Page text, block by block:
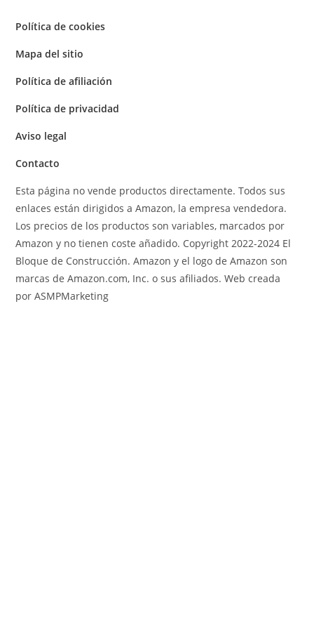
Política de cookies
Mapa del sitio
Política de afiliación
Política de privacidad
Aviso legal
Contacto
Esta página no vende productos directamente. Todos sus
enlaces están dirigidos a Amazon, la empresa vendedora.
Los precios de los productos son variables, marcados por
Amazon y no tienen coste añadido. Copyright 2022-2024 El
Bloque de Construcción. Amazon y el logo de Amazon son
marcas de Amazon.com, Inc. o sus afiliados. Web creada
por ASMPMarketing